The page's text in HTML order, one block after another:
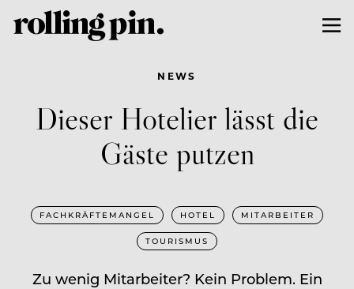
NEWS
Dieser Hotelier lässt die
Gäste putzen
FACHKRÄFTEMANGEL HOTEL MITARBEITER
TOURISMUS
Zu wenig Mitarbeiter? Kein Problem. Ein